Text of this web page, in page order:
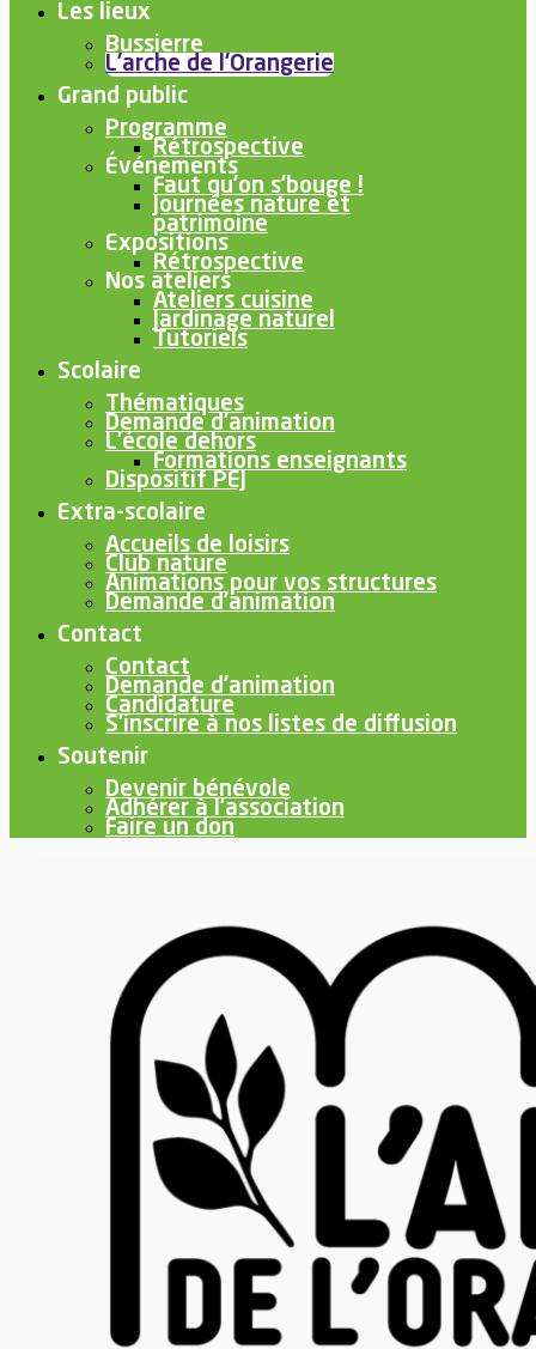
Les lieux
Bussierre
L’arche de l’Orangerie
Grand public
Programme
Rétrospective
Événements
Faut qu’on s’bouge !
Journées nature et
patrimoine
Expositions
Rétrospective
Nos ateliers
Ateliers cuisine
Jardinage naturel
Tutoriels
Scolaire
Thématiques
Demande d’animation
L’école dehors
Formations enseignants
Dispositif PEJ
Extra-scolaire
Accueils de loisirs
Club nature
Animations pour vos structures
Demande d’animation
Contact
Contact
Demande d’animation
Candidature
S’inscrire à nos listes de diffusion
Soutenir
Devenir bénévole
Adhérer à l’association
Faire un don